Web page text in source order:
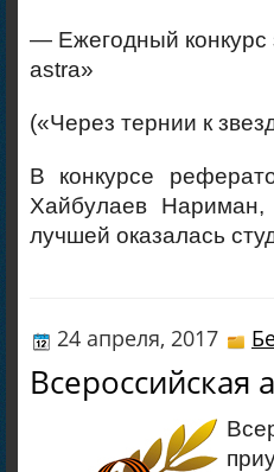
— Ежегодный конкурс
astra»
(«Через тернии к
В конкурсе
Хайбулаев Нариман,
лучшей оказалась
24 апреля, 2017
Всероссийская